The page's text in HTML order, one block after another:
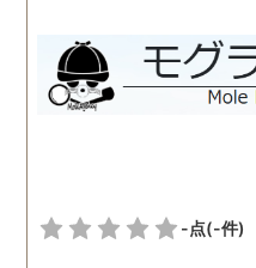
かったと連絡がありま
た。自分よりも10歳
下の20代の男性と会
士に依頼し、その証拠
-点(-件)